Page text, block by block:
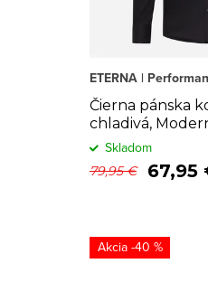
k
o
v
o
d
u
k
o
Čierna pánska
chladivá,
ETERNA |
79,95 € 67,95
Skladom
-40 %